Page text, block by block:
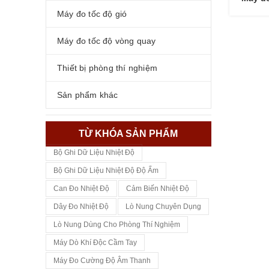
Máy đo tốc độ gió
Máy đo tốc độ vòng quay
Thiết bị phòng thí nghiệm
Sản phẩm khác
TỪ KHÓA SẢN PHẨM
Bộ Ghi Dữ Liệu Nhiệt Độ
Bộ Ghi Dữ Liệu Nhiệt Độ Độ Ẩm
Can Đo Nhiệt Độ Cảm Biến Nhiệt Độ
Dây Đo Nhiệt Độ Lò Nung Chuyên Dụng
Lò Nung Dùng Cho Phòng Thí Nghiệm
Máy Dò Khí Độc Cầm Tay
Máy Đo Cường Độ Âm Thanh